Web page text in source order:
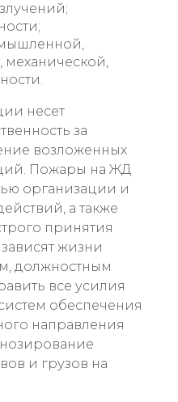
механической,
несет
за
возложенных
Пожары на ЖД
организации и
а также
принятия
жизни
должностным
все усилия
обеспечения
направления
и грузов на